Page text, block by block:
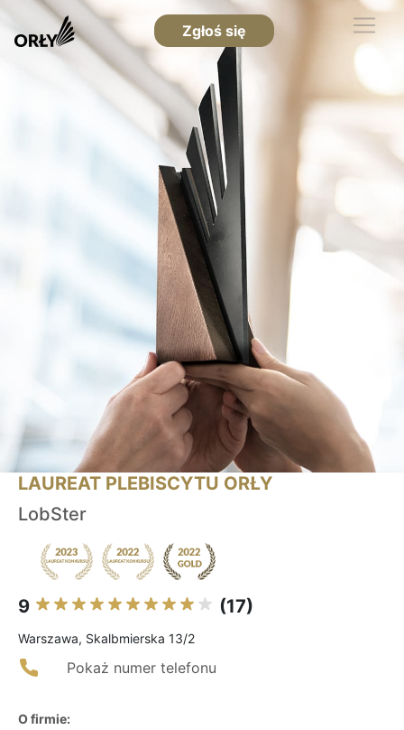
Zgłoś się
LAUREAT PLEBISCYTU ORŁY
LobSter
9 (17)
Warszawa, Skalbmierska 13/2
Pokaż numer telefonu
O firmie: